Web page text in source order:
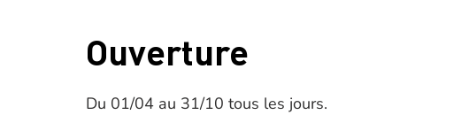
Ouverture
Du 01/04 au 31/10 tous les jours.